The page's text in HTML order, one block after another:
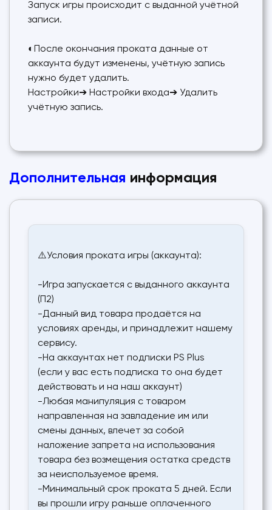
Запуск игры происходит с выданной учётной
записи.
◐После окончания проката данные от
аккаунта будут изменены, учётную запись
нужно будет удалить.
Настройки➔ Настройки входа➔ Удалить
учётную запись.
Дополнительная информация
⚠️Условия проката игры (аккаунта):
-Игра запускается с выданного аккаунта
(П2)
-Данный вид товара продаётся на
условиях аренды, и принадлежит нашему
сервису.
-На аккаунтах нет подписки PS Plus
(если у вас есть подписка то она будет
действовать и на наш аккаунт)
-Любая манипуляция с товаром
направленная на завладение им или
смены данных, влечет за собой
наложение запрета на использования
товара без возмещения остатка средств
за неиспользуемое время.
-Минимальный срок проката 5 дней. Если
вы прошли игру раньше оплаченного